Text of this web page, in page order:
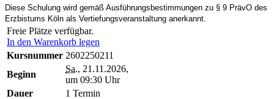
Diese Schulung wird gemäß Ausführungsbestimmungen zu § 9 PrävO des
Erzbistums Köln als Vertiefungsveranstaltung anerkannt.
Freie Plätze verfügbar.
In den Warenkorb legen
Kursnummer 2602250211
Beginn
Sa., 21.11.2026,
um 09:30 Uhr
Dauer
1 Termin